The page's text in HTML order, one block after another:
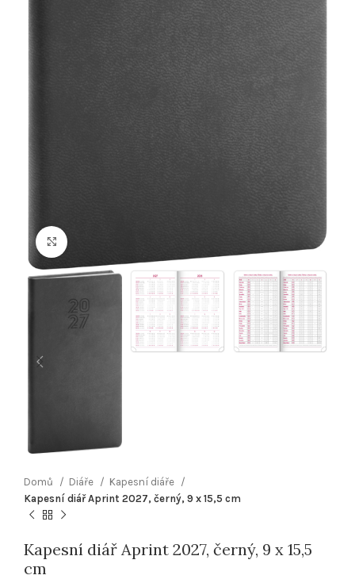
Domů Diáře
Kapesní diáře
Kapesní diář Aprint 2027, černý, 9 x 15,5 cm
Kapesní diář Aprint 2027, černý, 9 x 15,5
cm